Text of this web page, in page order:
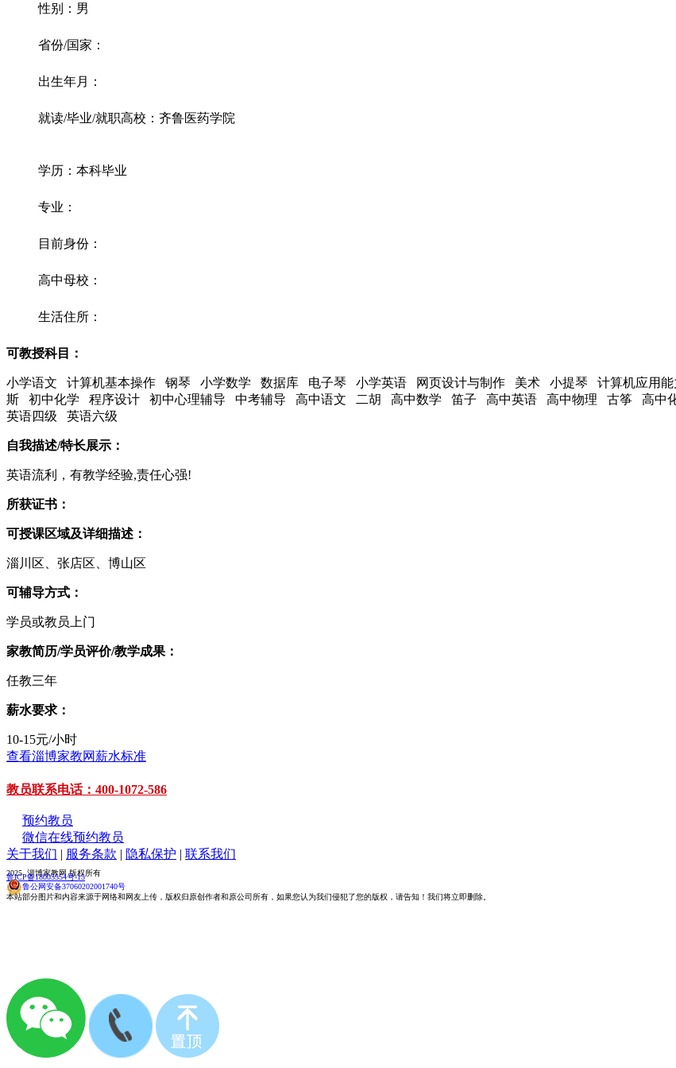
性别：男
省份/国家：
出生年月：
就读/毕业/就职高校：齐鲁医药学院
学历：本科毕业
专业：
目前身份：
高中母校：
生活住所：
可教授科目：
小学语文 计算机基本操作 钢琴 小学数学 数据库 电子琴 小学英语 网页设计与制作 美术 小提琴 计算机应
斯 初中化学 程序设计 初中心理辅导 中考辅导 高中语文 二胡 高中数学 笛子 高中英语 高中物理 古筝 高
英语四级 英语六级
自我描述/特长展示：
英语流利，有教学经验,责任心强!
所获证书：
可授课区域及详细描述：
淄川区、张店区、博山区
可辅导方式：
学员或教员上门
家教简历/学员评价/教学成果：
任教三年
薪水要求：
10-15元/小时
查看淄博家教网薪水标准
教员联系电话：400-1072-586
预约教员
微信在线预约教员
关于我们 | 服务条款 | 隐私保护 | 联系我们
2025 淄博家教网 版权所有
鲁ICP备18005554号-15
鲁公网安备37060202001740号
本站部分图片和内容来源于网络和网友上传，版权归原创作者和原公司所有，如果您认为我们侵犯了您的版权，请告知！我们将立即删除。